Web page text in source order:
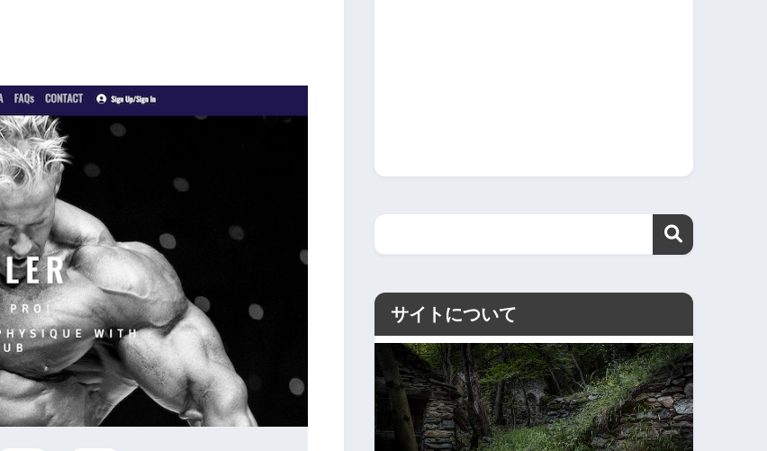
サイトについて